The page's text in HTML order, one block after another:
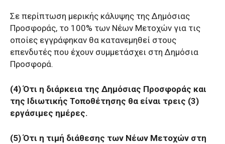
Σε περίπτωση μερικής κάλυψης της Δημόσιας
Προσφοράς, το 100% των Νέων Μετοχών για τις
οποίες εγγράφηκαν θα κατανεμηθεί στους
επενδυτές που έχουν συμμετάσχει στη Δημόσια
Προσφορά.
(4) Ότι η διάρκεια της Δημόσιας Προσφοράς και
της Ιδιωτικής Τοποθέτησης θα είναι τρεις (3)
εργάσιμες ημέρες.
(5) Ότι η τιμή διάθεσης των Νέων Μετοχών στη